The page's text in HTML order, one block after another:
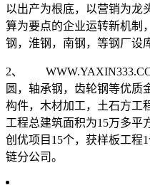
以出产为根底，以营销为龙
算为要点的企业运转新机制
钢，淮钢，南钢，等钢厂设
2、
圆，轴承钢，齿轮钢等优质
构件，木材加工，土石方工
工程总建筑面积为15万多平
创优项目15个，获样板工程
链分公司。